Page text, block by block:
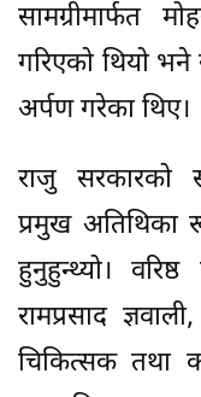
सामग्रीमार्फत
गरिएको थियो भने
अर्पण गरेका थिए।
राजु सरकारको
प्रमुख अतिथिका
हुनुहुन्थ्यो।
रामप्रसाद
चिकित्सक तथा